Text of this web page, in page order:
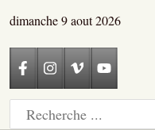
dimanche 9 aout 2026